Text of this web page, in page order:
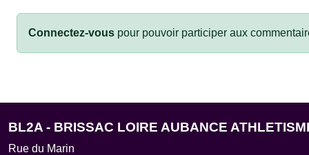
Connectez-vous pour pouvoir participer aux
BL2A - BRISSAC LOIRE AUBANCE
Rue du Marin